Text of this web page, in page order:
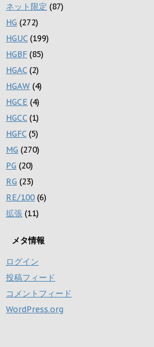
ネット限定 (87)
HG (272)
HGUC (199)
HGBF (85)
HGAC (2)
HGAW (4)
HGCE (4)
HGCC (1)
HGFC (5)
MG (270)
PG (20)
RG (23)
RE/100 (6)
拡張 (11)
メタ情報
ログイン
投稿フィード
コメントフィード
WordPress.org